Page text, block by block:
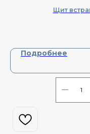
Щит
Подробнее